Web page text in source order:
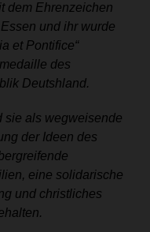
dem Ehrenzeichen
und ihr wurde
et Pontifice“
des
Deutshland.
sie als wegweisende
der Ideen des
eine solidarische
und christliches